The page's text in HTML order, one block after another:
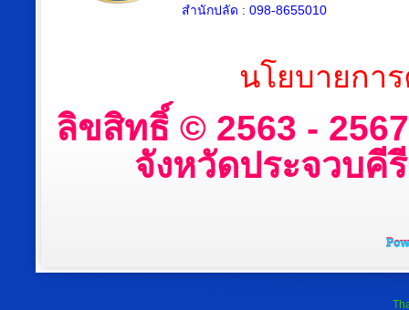
สำนักปลัด : 098-8655010
นโยบายกา
ลิขสิทธิ์ © 2563 -
จังหวัดประจวบคี